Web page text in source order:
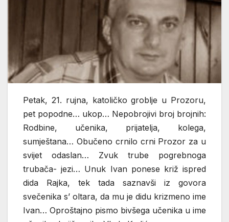
Petak, 21. rujna, katoličko groblje u Prozoru,
pet popodne… ukop… Nepobrojivi broj brojnih:
Rodbine, učenika, prijatelja, kolega,
sumještana… Obučeno crnilo crni Prozor za u
svijet odaslan… Zvuk trube pogrebnoga
trubača- jezi… Unuk Ivan ponese križ ispred
dida Rajka, tek tada saznavši iz govora
svečenika s’ oltara, da mu je didu krizmeno ime
Ivan… Oproštajno pismo bivšega učenika u ime